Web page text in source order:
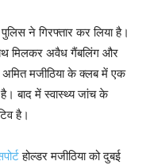
ने गिरफ्तार कर लिया है।
मिलकर अवैध गैंबलिंग और
मजीठिया के क्लब में एक
बाद में स्वास्थ्य जांच के
है।
होल्डर मजीठिया को दुबई